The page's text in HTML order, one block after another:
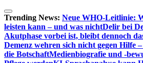
Zum
Inhalt
springen
Trending News: Neue WHO-Leitlinie:
leisten kann – und was nichtDelir bei
Akutphase vorbei ist, bleibt dennoch
Demenz wehren sich nicht gegen Hilfe
die BotschaftMedienbiografie und -